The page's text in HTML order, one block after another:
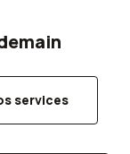
services